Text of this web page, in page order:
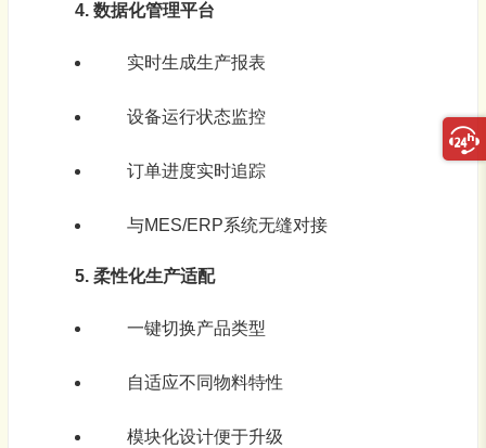
4. 数据化管理平台
实时生成生产报表
设备运行状态监控
订单进度实时追踪
与MES/ERP系统无缝对接
5. 柔性化生产适配
一键切换产品类型
自适应不同物料特性
模块化设计便于升级